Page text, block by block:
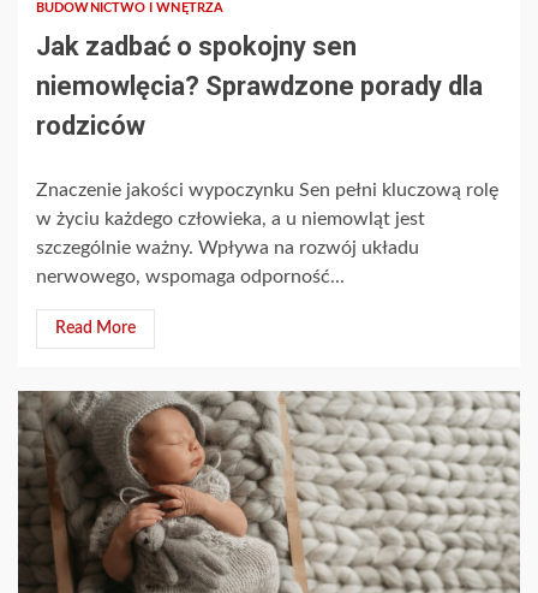
BUDOWNICTWO I WNĘTRZA
Jak zadbać o spokojny sen
niemowlęcia? Sprawdzone porady dla
rodziców
Znaczenie jakości wypoczynku Sen pełni kluczową rolę
w życiu każdego człowieka, a u niemowląt jest
szczególnie ważny. Wpływa na rozwój układu
nerwowego, wspomaga odporność...
Read More